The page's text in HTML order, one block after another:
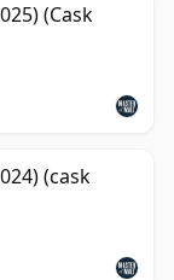
(Cask
(cask